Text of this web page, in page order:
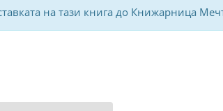
на тази книга до Книжарница